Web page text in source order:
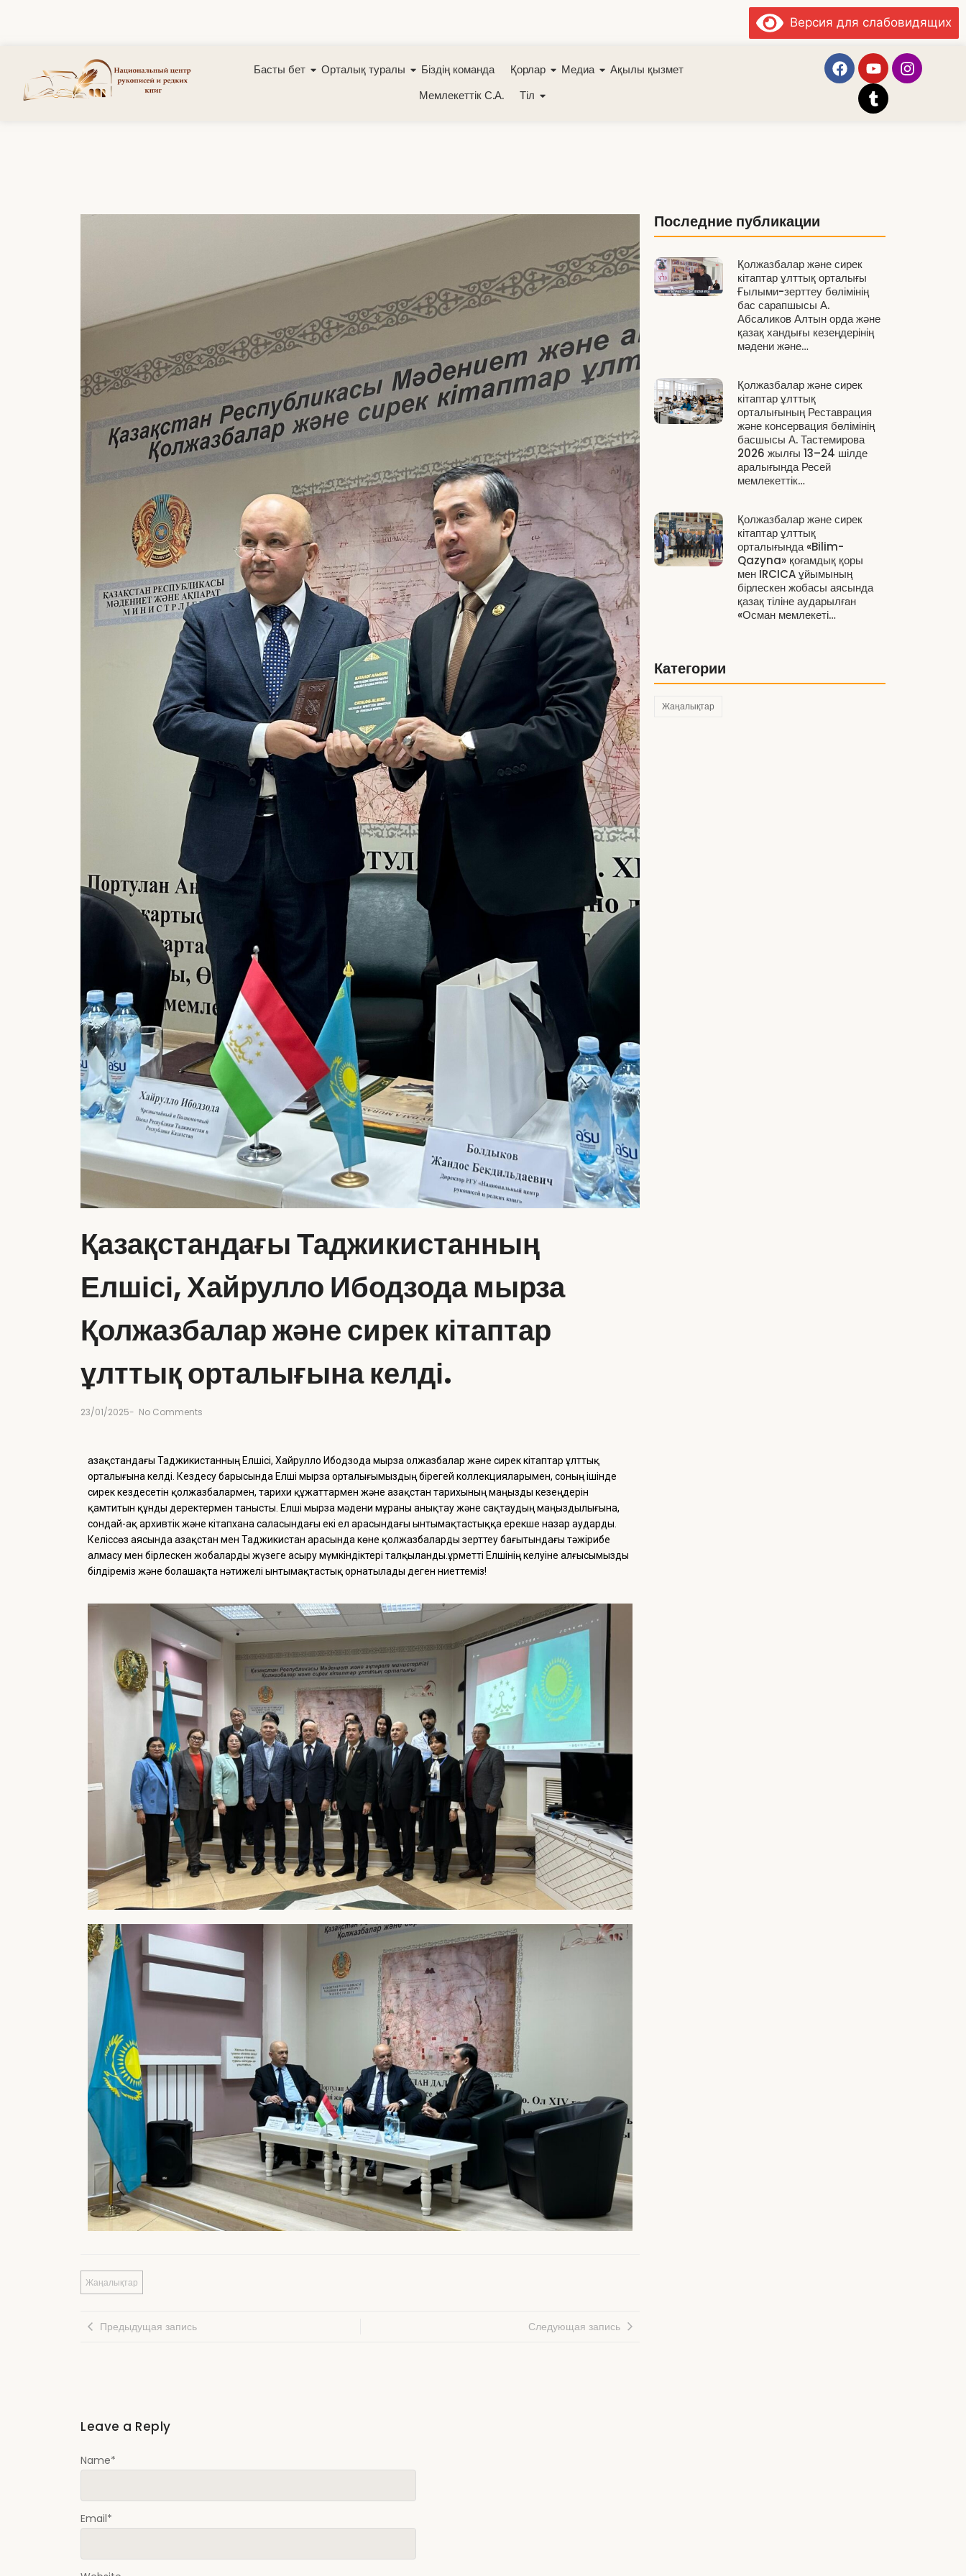
Версия для слабовидящих
Басты бет Орталық туралы Біздің команда Қорлар Медиа
Ақылы қызмет
Мемлекеттік С.А.
Тіл
Қазақстандағы Таджикистанның
Елшісі, Хайрулло Ибодзода мырза
Қолжазбалар және сирек кітаптар
ұлттық орталығына келді.
23/01/2025- No Comments
Қазақстандағы Таджикистанның Елшісі, Хайрулло Ибодзода мырза Қолжазбалар және сирек кітаптар ұлттық
орталығына келді. Кездесу барысында Елші мырза орталығымыздың бірегей коллекцияларымен, соның ішінде
сирек кездесетін қолжазбалармен, тарихи құжаттармен және Қазақстан тарихының маңызды кезеңдерін
қамтитын құнды деректермен танысты. Елші мырза мәдени мұраны анықтау және сақтаудың маңыздылығына,
сондай-ақ архивтік және кітапхана саласындағы екі ел арасындағы ынтымақтастыққа ерекше назар аударды.
Келіссөз аясында Қазақстан мен Таджикистан арасында көне қолжазбаларды зерттеу бағытындағы тәжірибе
алмасу мен бірлескен жобаларды жүзеге асыру мүмкіндіктері талқыланды.Құрметті Елшінің келуіне алғысымызды
білдіреміз және болашақта нәтижелі ынтымақтастық орнатылады деген ниеттеміз!
Жаңалықтар
Предыдущая запись Следующая запись
Leave a Reply
Name*
Email*
Последние публикации
Қолжазбалар және сирек
кітаптар ұлттық орталығы
Ғылыми-зерттеу бөлімінің
бас сарапшысы А.
Абсаликов Алтын орда және
қазақ хандығы кезеңдерінің
мәдени және…
Қолжазбалар және сирек
кітаптар ұлттық
орталығының Реставрация
және консервация бөлімінің
басшысы А. Тастемирова
2026 жылғы 13–24 шілде
аралығында Ресей
мемлекеттік…
Қолжазбалар және сирек
кітаптар ұлттық
орталығында «Bilim-
Qazyna» қоғамдық қоры
мен IRCICA ұйымының
бірлескен жобасы аясында
қазақ тіліне аударылған
«Осман мемлекеті…
Категории
Жаңалықтар